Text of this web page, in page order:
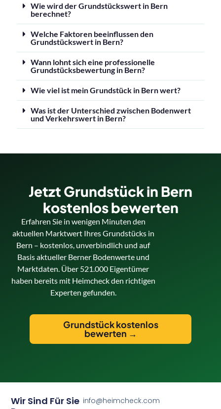
Wie wird der Grundstückswert in Bern
berechnet?
Welche Faktoren beeinflussen den
Grundstückswert in Bern?
Wann lohnt sich eine professionelle
Grundstücksbewertung in Bern?
Wie viel ist mein Grundstück in Bern wert?
Was ist der Unterschied zwischen Bodenwert
und Verkehrswert in Bern?
Jetzt Grundstück in Bern
kostenlos bewerten
Erfahren Sie in wenigen Minuten den
aktuellen Marktwert Ihres Grundstücks in
Bern – kostenlos, unverbindlich und auf
Basis aktueller Berner Bodenwerte und
Marktdaten. Über 521.000 Eigentümer
haben bereits mit Heimcheck den richtigen
Experten gefunden.
Grundstück kostenlos
bewerten →
Wir Sind Für Sie info@heimcheck.com